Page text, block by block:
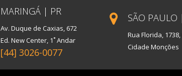
MARINGÁ | PR
Av. Duque de Caxias, 672
Ed. New Center, 1˚ Andar
[44] 3026-0077
SÃO PAULO
Rua Florida, 1738,
Cidade Monções